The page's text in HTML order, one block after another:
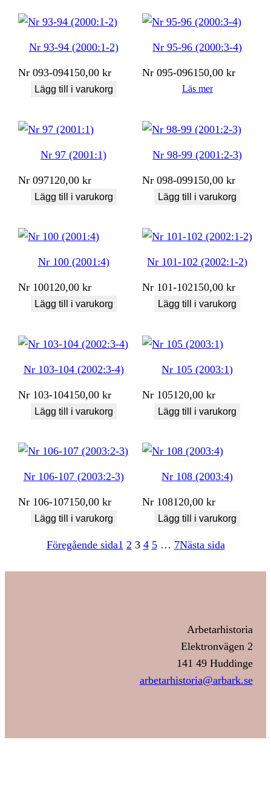
Nr 93-94 (2000:1-2)
Nr 093-094150,00kr
Lägg till i varukorg
Nr 95-96 (2000:3-4)
Nr 095-096150,00kr
Läs mer
Nr 97 (2001:1)
Nr 097120,00kr
Lägg till i varukorg
Nr 98-99 (2001:2-3)
Nr 098-099150,00kr
Lägg till i varukorg
Nr 100 (2001:4)
Nr 100120,00kr
Lägg till i varukorg
Nr 101-102 (2002:1-2)
Nr 101-102150,00kr
Lägg till i varukorg
Nr 103-104 (2002:3-4)
Nr 103-104150,00kr
Lägg till i varukorg
Nr 105 (2003:1)
Nr 105120,00kr
Lägg till i varukorg
Nr 106-107 (2003:2-3)
Nr 106-107150,00kr
Lägg till i varukorg
Nr 108 (2003:4)
Nr 108120,00kr
Lägg till i varukorg
Föregående sida1 2 3 4 5 … 7Nästa sida
Arbetarhistoria
Elektronvägen 2
141 49 Huddinge
arbetarhistoria@arbark.se